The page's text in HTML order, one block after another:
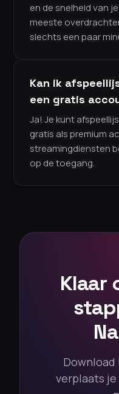
en de snelheid van
meeste
slechts een paar
Kan ik
een gratis
Ja! Je kunt
gratis als premium
streamingdiensten
op de toegang.
Klaar
Download
verplaats